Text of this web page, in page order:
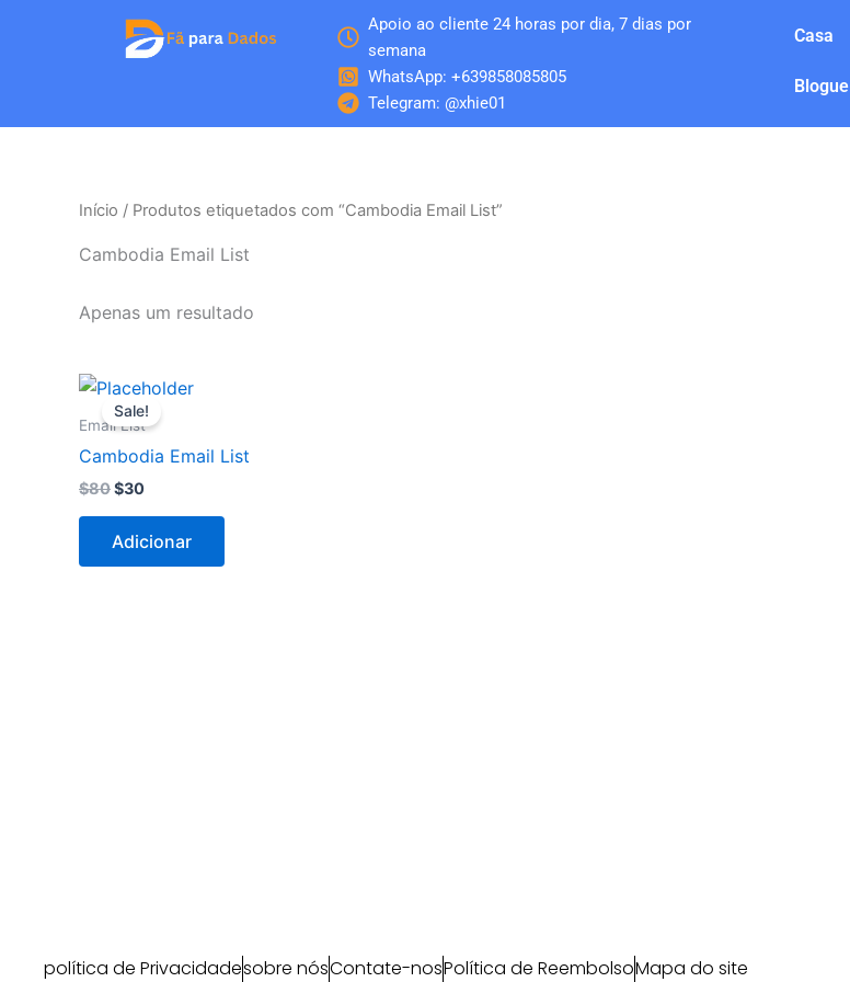
Apoio ao cliente 24 horas por dia, 7 dias por
semana
WhatsApp: +639858085805
Telegram: @xhie01
Casa
Blogue
Início / Produtos etiquetados com “Cambodia Email List”
Cambodia Email List
Apenas um resultado
Sale!
Email List
Cambodia Email List
$80
O
preço
original
$80.
$30
O
preço
atual
$30.
Adicionar
política de Privacidadesobre nósContate-nosPolítica de ReembolsoMapa do site